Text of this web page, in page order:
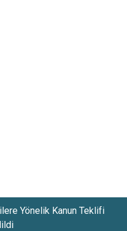
5-7 Ağustos Tarihlerinde